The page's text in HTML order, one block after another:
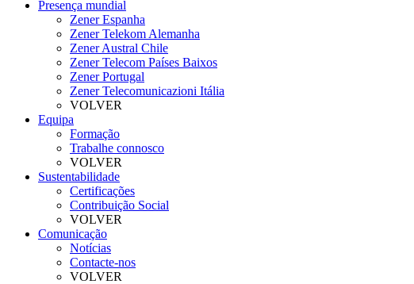
Presença mundial
Zener Espanha
Zener Telekom Alemanha
Zener Austral Chile
Zener Telecom Países Baixos
Zener Portugal
Zener Telecomunicazioni Itália
VOLVER
Equipa
Formação
Trabalhe connosco
VOLVER
Sustentabilidade
Certificações
Contribuição Social
VOLVER
Comunicação
Notícias
Contacte-nos
VOLVER